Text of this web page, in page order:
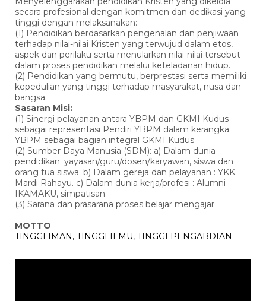
secara profesional dengan komitmen dan dedikasi yang
tinggi dengan melaksanakan:
(1) Pendidikan berdasarkan pengenalan dan penjiwaan
terhadap nilai-nilai Kristen yang terwujud dalam etos,
aspek dan perilaku serta menularkan nilai-nilai tersebut
dalam proses pendidikan melalui keteladanan hidup.
(2) Pendidikan yang bermutu, berprestasi serta memiliki
kepedulian yang tinggi terhadap masyarakat, nusa dan
bangsa.
Sasaran Misi:
(1) Sinergi pelayanan antara YBPM dan GKMI Kudus
sebagai representasi Pendiri YBPM dalam kerangka
YBPM sebagai bagian integral GKMI Kudus
(2) Sumber Daya Manusia (SDM): a) Dalam dunia
pendidikan: yayasan/guru/dosen/karyawan, siswa dan
orang tua siswa. b) Dalam gereja dan pelayanan : YKK
Mardi Rahayu. c) Dalam dunia kerja/profesi : Alumni-
IKAMAKU, simpatisan.
(3) Sarana dan prasarana proses belajar mengajar
MOTTO
TINGGI IMAN, TINGGI ILMU, TINGGI PENGABDIAN